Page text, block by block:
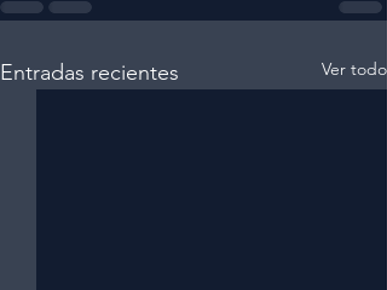
Entradas recientes Ver todo